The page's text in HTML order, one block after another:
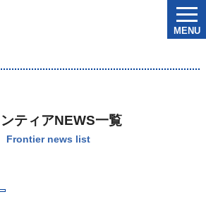
MENU
ティアNEWS一覧
Frontier news list